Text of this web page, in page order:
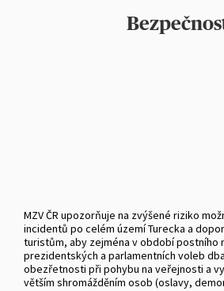
MZV ČR upozorňuje na zvýšené riziko
incidentů po celém území Turecka a
turistům, aby zejména v období postního
prezidentských a parlamentních voleb
obezřetnosti při pohybu na veřejnosti a
větším shromážděním osob (oslavy,